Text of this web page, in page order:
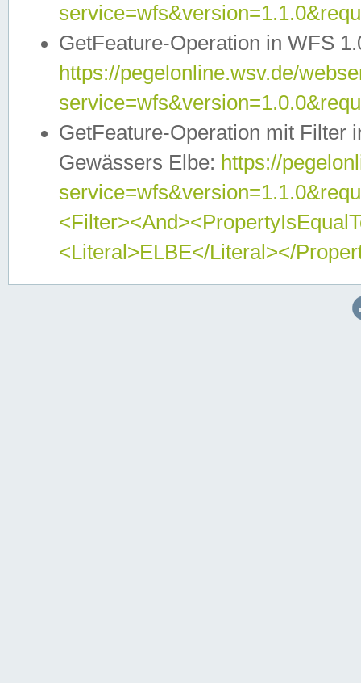
GetFeature-Operation in WFS
https://pegelonline.wsv.de/
GetFeature-Operation mit Filter
Gewässers Elbe: https://
<Literal>ELBE</Literal></